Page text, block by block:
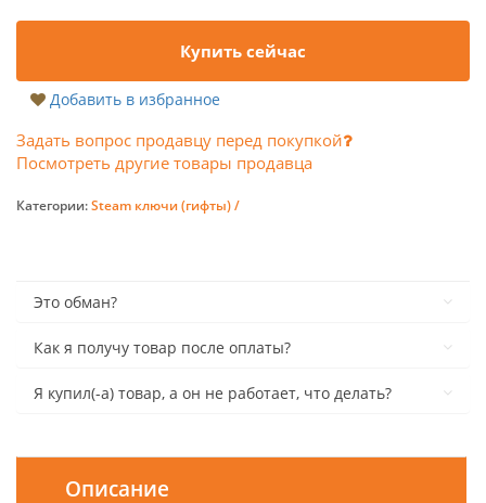
Купить сейчас
Добавить в избранное
Задать вопрос продавцу перед покупкой
Посмотреть другие товары продавца
Категории:Steam ключи (гифты) /
Это обман?
Как я получу товар после оплаты?
Я купил(-а) товар, а он не работает, что делать?
Описание